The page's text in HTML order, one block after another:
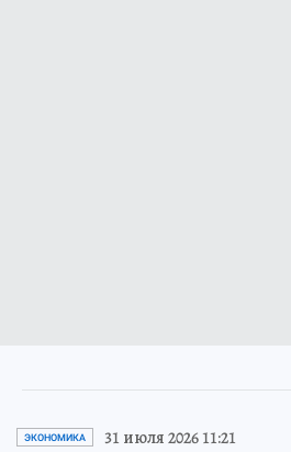
ЭКОНОМИКА 31 июля 2026 11:21